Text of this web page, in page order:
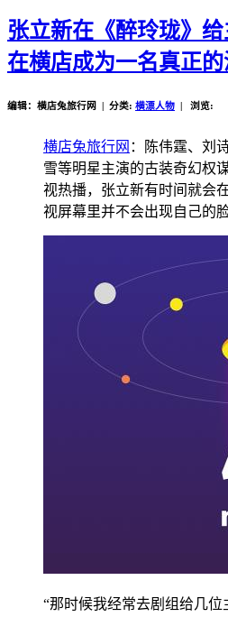
张立新在《醉玲珑》
在横店成为一名真正的
编辑：横店兔旅行网 | 分类: 横漂人物 | 浏览:
横店兔旅行网 ：陈伟霆、刘
雪等明星主演的古装奇幻权
视热播，张立新有时间就会
视屏幕里并不会出现自己的脸
“那时候我经常去剧组给几